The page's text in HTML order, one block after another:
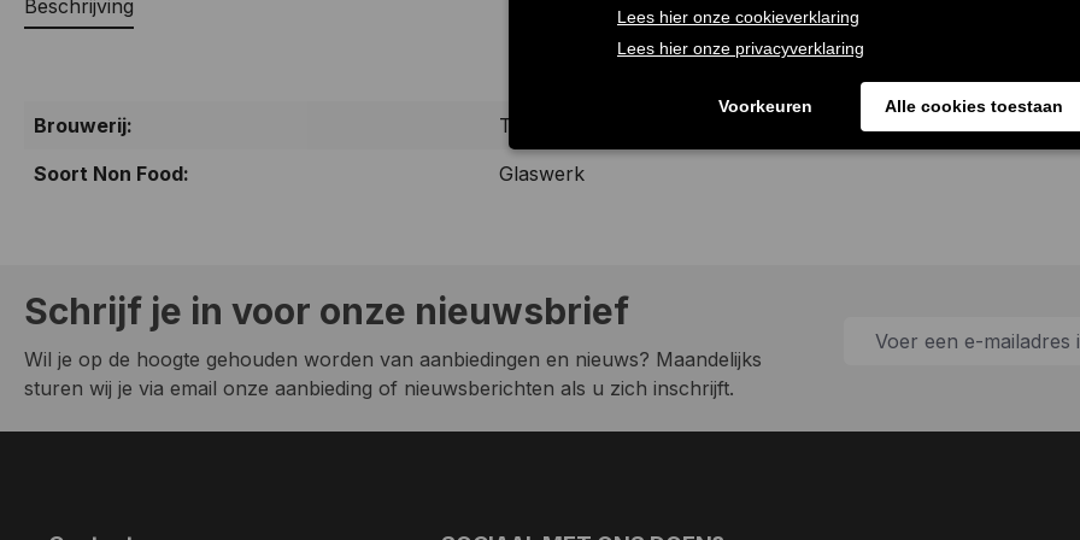
Beschrijving
Brouwerij:
Texels
Soort Non Food:
Glaswerk
Schrijf je in voor onze nieuwsbrief
Wil je op de hoogte gehouden worden van aanbiedingen en nieuws? Maandelijks
sturen wij je via email onze aanbieding of nieuwsberichten als u zich inschrijft.